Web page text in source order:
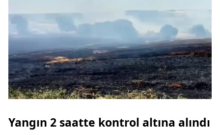
Kocaeli
Konya
Kütahya
Malatya
Kahramanmaraş
Yangın 2 saatte kontrol altına alındı